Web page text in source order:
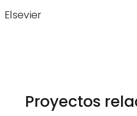
Elsevier
Proyectos